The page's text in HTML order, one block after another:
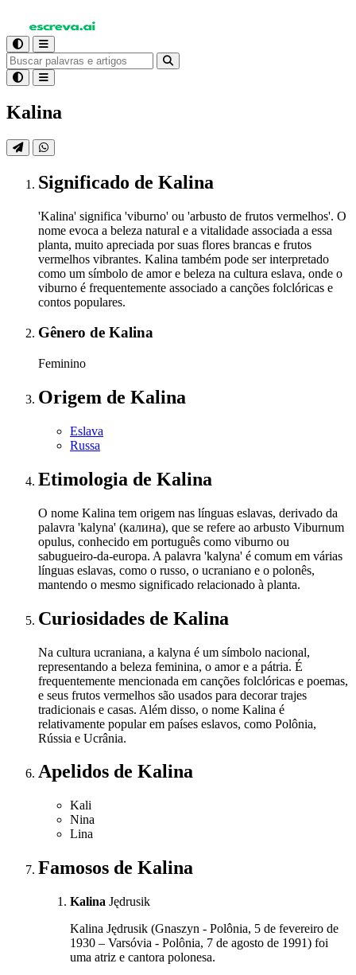
Kalina
Significado de Kalina
'Kalina' significa 'viburno' ou 'arbusto de frutos vermelhos'. O
nome evoca a beleza natural e a vitalidade associada a essa
planta, muito apreciada por suas flores brancas e frutos
vermelhos vibrantes. Kalina também pode ser interpretado
como um símbolo de amor e beleza na cultura eslava, onde o
viburno é frequentemente associado a canções folclóricas e
contos populares.
Gênero de Kalina
Feminino
Origem de Kalina
Eslava
Russa
Etimologia de Kalina
O nome Kalina tem origem nas línguas eslavas, derivado da
palavra 'kalyna' (калина), que se refere ao arbusto Viburnum
opulus, conhecido em português como viburno ou
sabugueiro-da-europa. A palavra 'kalyna' é comum em várias
línguas eslavas, como o russo, o ucraniano e o polonês,
mantendo o mesmo significado relacionado à planta.
Curiosidades de Kalina
Na cultura ucraniana, a kalyna é um símbolo nacional,
representando a beleza feminina, o amor e a pátria. É
frequentemente mencionada em canções folclóricas e poemas,
e seus frutos vermelhos são usados para decorar trajes
tradicionais e casas. Além disso, o nome Kalina é
relativamente popular em países eslavos, como Polônia,
Rússia e Ucrânia.
Apelidos de Kalina
Kali
Nina
Lina
Famosos de Kalina
Kalina Jędrusik
Kalina Jędrusik (Gnaszyn - Polônia, 5 de fevereiro de
1930 – Varsóvia - Polônia, 7 de agosto de 1991) foi
uma atriz e cantora polonesa.